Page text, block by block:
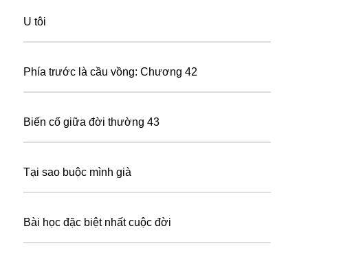
U tôi
Phía trước là cầu vồng: Chương 42
Biến cố giữa đời thường 43
Tại sao buộc mình già
Bài học đặc biệt nhất cuộc đời